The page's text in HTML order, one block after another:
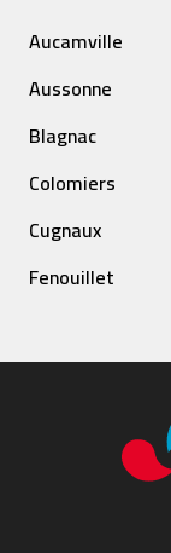
Aucamville
Aussonne
Blagnac
Colomiers
Cugnaux
Fenouillet